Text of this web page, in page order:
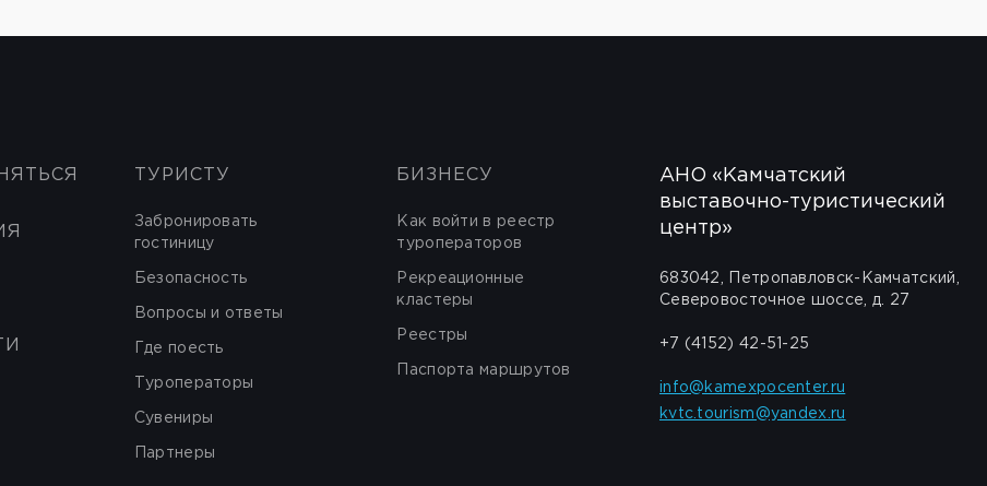
ТУРИСТУ
Забронировать
гостиницу
Безопасность
Вопросы и ответы
Где поесть
Туроператоры
Сувениры
Партнеры
БИЗНЕСУ
Как войти в реестр
туроператоров
Рекреационные
кластеры
Реестры
Паспорта маршрутов
АНО «Камчатский
выставочно-туристический
центр»
683042, Петропавловск-Камчатский,
Северовосточное шоссе, д. 27
+7 (4152) 42-51-25
info@kamexpocenter.ru
kvtc.tourism@yandex.ru